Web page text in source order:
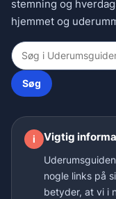
stemning og
hjemmet og
Søg
i Vigtig
nogle links på
betyder, at vi i